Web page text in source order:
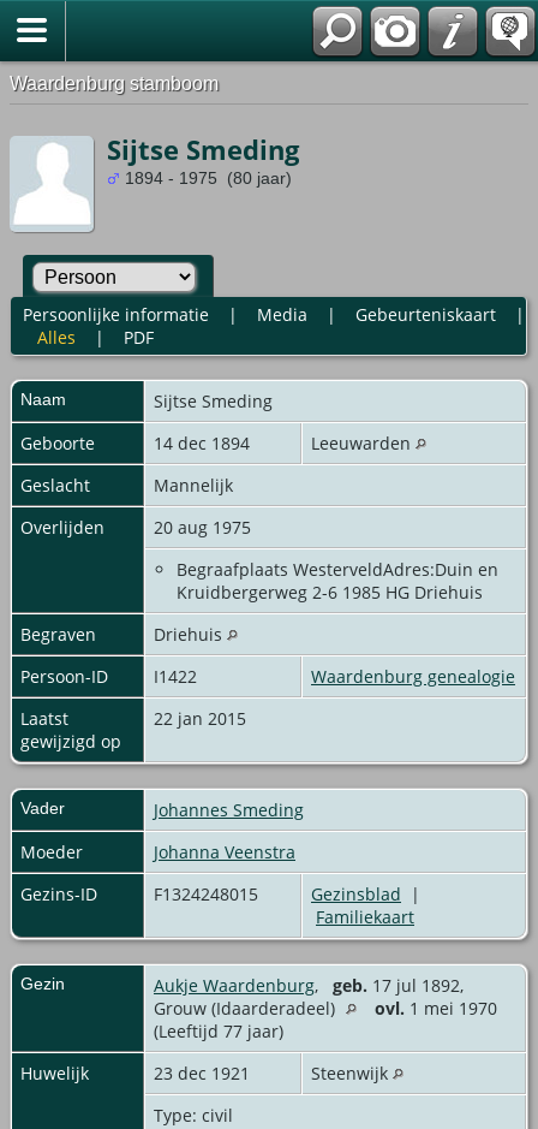
Waardenburg stamboom
Sijtse Smeding
1894 - 1975 (80 jaar)
Persoonlijke informatie| Media | Gebeurteniskaart|
Alles | PDF
Naam Sijtse Smeding
Geboorte
14 dec 1894
Leeuwarden
Geslacht
Mannelijk
Overlijden
20 aug 1975
Begraafplaats WesterveldAdres:Duin en
Kruidbergerweg 2-6 1985 HG Driehuis
Begraven
Driehuis
Persoon-ID
I1422
Waardenburg genealogie
Laatst
gewijzigd op
22 jan 2015
Vader
Johannes Smeding
Moeder
Johanna Veenstra
Gezins-ID
F1324248015 Gezinsblad |
Familiekaart
Gezin Aukje Waardenburg, geb. 17 jul 1892,
Grouw (Idaarderadeel)
ovl. 1 mei 1970
(Leeftijd 77 jaar)
Huwelijk
23 dec 1921
Steenwijk
Type: civil